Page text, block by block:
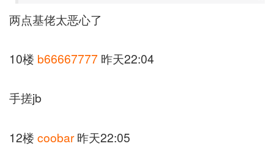
两点基佬太恶心了
10楼 b66667777 昨天22:04
手搓jb
12楼 coobar 昨天22:05